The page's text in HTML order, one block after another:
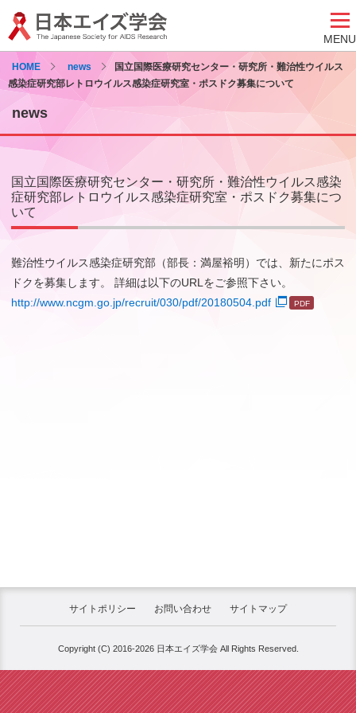
MENU
HOME news
国立国際医療研究センター・研究所・難治性ウイルス
感染症研究部レトロウイルス感染症研究室・ポスドク募集について
news
国立国際医療研究センター・研究所・難治性ウイルス感染
症研究部レトロウイルス感染症研究室・ポスドク募集につ
いて
難治性ウイルス感染症研究部（部長：満屋裕明）では、新たにポス
ドクを募集します。 詳細は以下のURLをご参照下さい。
http://www.ncgm.go.jp/recruit/030/pdf/20180504.pdf
サイトポリシー お問い合わせ サイトマップ
Copyright (C) 2016-2026 日本エイズ学会 All Rights Reserved.